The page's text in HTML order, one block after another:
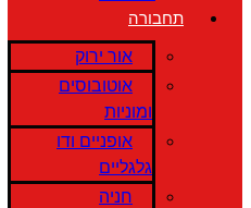
תחבורה
אור ירוק
אוטובוסים
ומוניות
אופניים ודו
גלגליים
חניה